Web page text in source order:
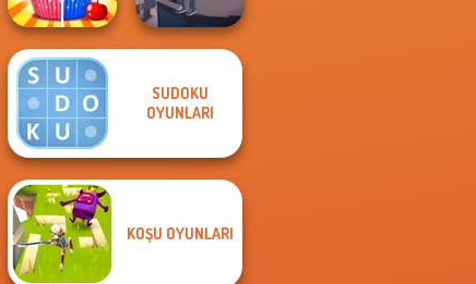
Rachel Holmes Backflip Maniac
SUDOKU
OYUNLARI
KOŞU OYUNLARI